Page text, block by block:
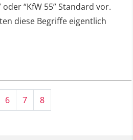
oder “KfW 55” Standard vor.
diese Begriffe eigentlich
6 7 8